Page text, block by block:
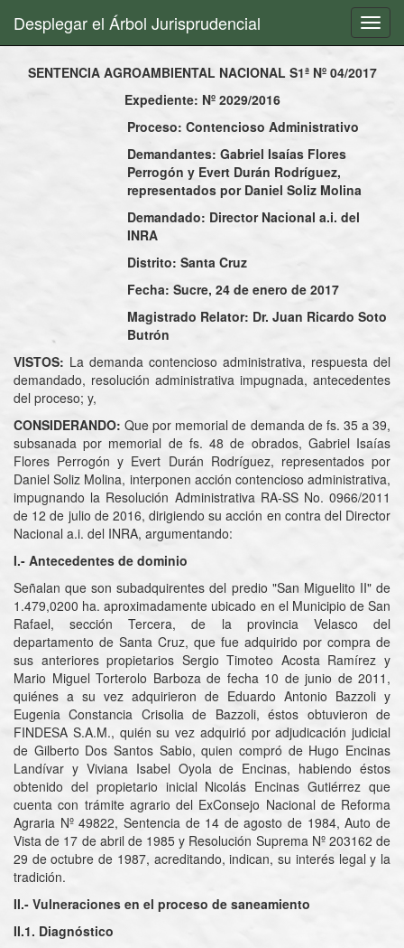
Desplegar el Árbol Jurisprudencial
SENTENCIA AGROAMBIENTAL NACIONAL S1ª Nº 04/2017
Expediente: Nº 2029/2016
Proceso: Contencioso Administrativo
Demandantes: Gabriel Isaías Flores
Perrogón y Evert Durán Rodríguez,
representados por Daniel Soliz Molina
Demandado: Director Nacional a.i. del
INRA
Distrito: Santa Cruz
Fecha: Sucre, 24 de enero de 2017
Magistrado Relator: Dr. Juan Ricardo Soto
Butrón
VISTOS: La demanda contencioso administrativa, respuesta del
demandado, resolución administrativa impugnada, antecedentes
del proceso; y,
CONSIDERANDO: Que por memorial de demanda de fs. 35 a 39,
subsanada por memorial de fs. 48 de obrados, Gabriel Isaías
Flores Perrogón y Evert Durán Rodríguez, representados por
Daniel Soliz Molina, interponen acción contencioso administrativa,
impugnando la Resolución Administrativa RA-SS No. 0966/2011
de 12 de julio de 2016, dirigiendo su acción en contra del Director
Nacional a.i. del INRA, argumentando:
I.- Antecedentes de dominio
Señalan que son subadquirentes del predio "San Miguelito II" de
1.479,0200 ha. aproximadamente ubicado en el Municipio de San
Rafael, sección Tercera, de la provincia Velasco del
departamento de Santa Cruz, que fue adquirido por compra de
sus anteriores propietarios Sergio Timoteo Acosta Ramírez y
Mario Miguel Torterolo Barboza de fecha 10 de junio de 2011,
quiénes a su vez adquirieron de Eduardo Antonio Bazzoli y
Eugenia Constancia Crisolia de Bazzoli, éstos obtuvieron de
FINDESA S.A.M., quién su vez adquirió por adjudicación judicial
de Gilberto Dos Santos Sabio, quien compró de Hugo Encinas
Landívar y Viviana Isabel Oyola de Encinas, habiendo éstos
obtenido del propietario inicial Nicolás Encinas Gutiérrez que
cuenta con trámite agrario del ExConsejo Nacional de Reforma
Agraria Nº 49822, Sentencia de 14 de agosto de 1984, Auto de
Vista de 17 de abril de 1985 y Resolución Suprema Nº 203162 de
29 de octubre de 1987, acreditando, indican, su interés legal y la
tradición.
II.- Vulneraciones en el proceso de saneamiento
II.1. Diagnóstico